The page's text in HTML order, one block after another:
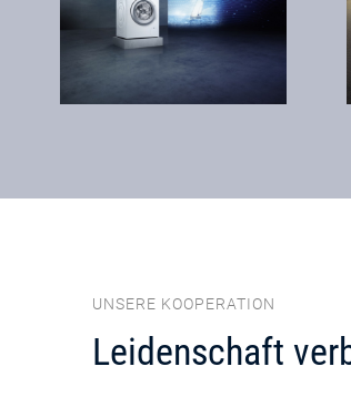
UNSERE KOOPERATION
Leidenschaft